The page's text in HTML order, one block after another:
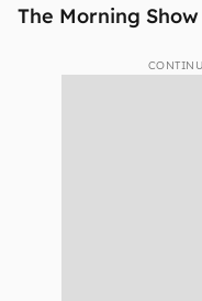
The Morning Show